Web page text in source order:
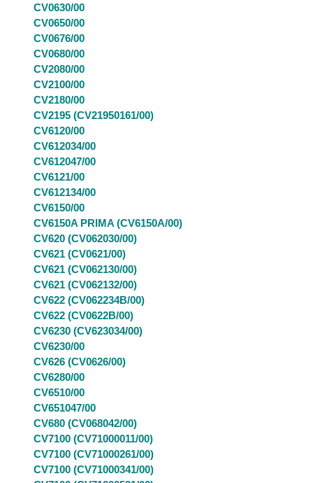
CV0630/00
CV0650/00
CV0676/00
CV0680/00
CV2080/00
CV2100/00
CV2180/00
CV2195 (CV21950161/00)
CV6120/00
CV612034/00
CV612047/00
CV6121/00
CV612134/00
CV6150/00
CV6150A PRIMA (CV6150A/00)
CV620 (CV062030/00)
CV621 (CV0621/00)
CV621 (CV062130/00)
CV621 (CV062132/00)
CV622 (CV062234B/00)
CV622 (CV0622B/00)
CV6230 (CV623034/00)
CV6230/00
CV626 (CV0626/00)
CV6280/00
CV6510/00
CV651047/00
CV680 (CV068042/00)
CV7100 (CV71000011/00)
CV7100 (CV71000261/00)
CV7100 (CV71000341/00)